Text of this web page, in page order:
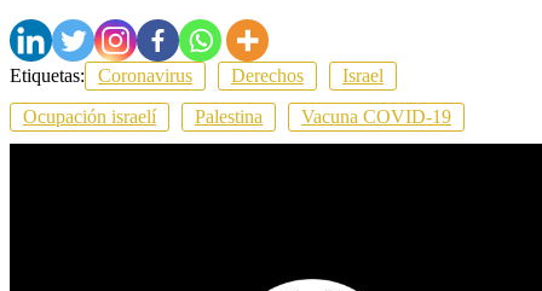
Etiquetas: Coronavirus Derechos
Israel
Ocupación israelí
Palestina Vacuna COVID-19